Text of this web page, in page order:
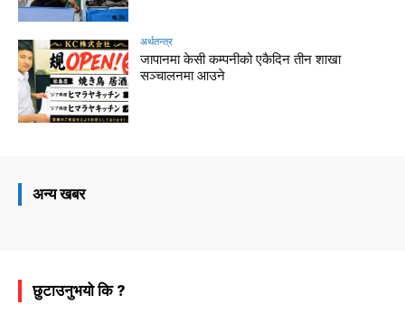
अर्थतन्त्र
जापानमा केसी कम्पनीको एकैदिन तीन शाखा
सञ्चालनमा आउने
अन्य खबर
छुटाउनुभयो कि ?